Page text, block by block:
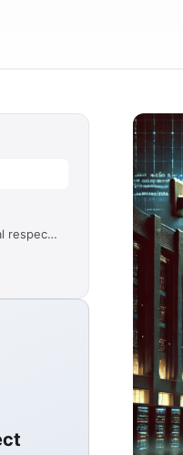
¿Qué se puede hacer al respecto?